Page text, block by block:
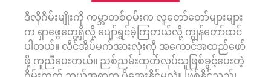
ဒီလိုဂိမ်းမျိုးကို ကမ္ဘာတစ်ဝှမ်းက လူတော်တော်များများ
က ရှာဖွေတွေ့ရှိလို့ ပျော်ရွှင်ခဲ့ကြတယ်လို့ ကျွန်တော်ထင်
ပါတယ်။ လိင်အိပ်မက်အားလုံးကို အကောင်အထည်ဖော်
ဖို့ ကူညီပေးတယ်။ ညစ်ညမ်းထုတ်လုပ်သူဖြစ်ခွင့်ပေးတဲ့